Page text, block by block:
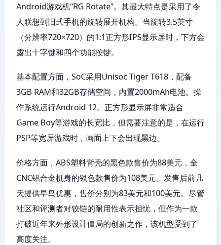
Android游戏机“RG Rotate”。其最大特点是采用了令
人联想到旧式手机的旋转展开机构。当旋转3.5英寸
（分辨率720×720）的1:1正方形IPS显示屏时，下方会
露出十字键和四个功能按键。
基本配置方面，SoC采用Unisoc Tiger T618，配备
3GB RAM和32GB存储空间，内置2000mAh电池。操
作系统运行Android 12。正方形显示屏非常适合
Game Boy等游戏的长宽比，但需要注意的是，在运行
PSP等宽屏游戏时，画面上下会出现黑边。
价格方面，ABS塑料背壳的黑色款售价为88美元，全
CNC铝合金机身的银色款售价为108美元。发售后前几
天提供早鸟优惠，售价分别为83美元和100美元。尽管
社区和评测者对铰链的耐用性表示担忧，但作为一款
打破近年来外形设计僵局的创新之作，该机型受到了
高度关注。